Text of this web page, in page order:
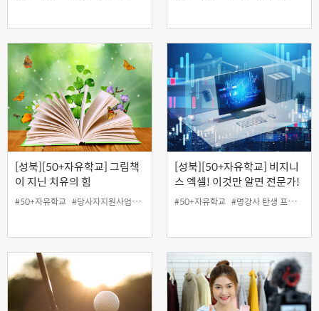
[성북][50+자유학교] 그림책
이 지닌 치유의 힘
#50+자유학교 #당사자지원사업 #무료 #성북홍보왕 #온라인 #지역협력사업
[성북][50+자유학교] 비지니
스 엑셀! 이것만 알면 전문가!
#50+자유학교 #명강사 탄생 프로젝트